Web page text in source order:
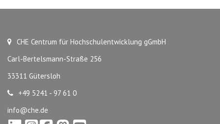
CHE Centrum für Hochschulentwicklung gGmbH
Carl-Bertelsmann-Straße 256
33311 Gütersloh
+49 5241 - 97 61 0
info@che.de